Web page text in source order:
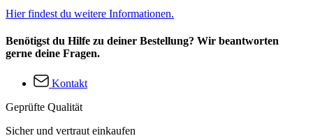
Hier findest du weitere Informationen.
Benötigst du Hilfe zu deiner Bestellung? Wir beantworten
gerne deine Fragen.
Kontakt
Geprüfte Qualität
Sicher und vertraut einkaufen